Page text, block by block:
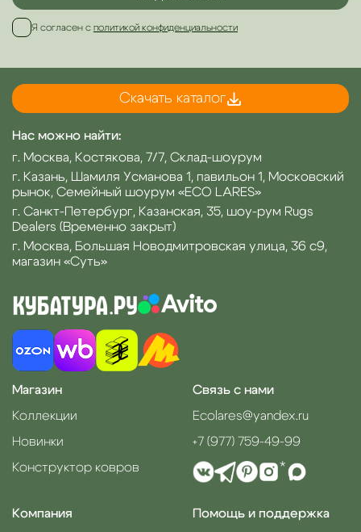
Я согласен с политикой конфиденциальности
Скачать каталог
Нас можно найти:
г. Москва, Костякова, 7/7, Склад-шоурум
г. Казань, Шамиля Усманова 1, павильон 1, Московский
рынок, Семейный шоурум «ECO LARES»
г. Санкт-Петербург, Казанская, 35, шоу-рум Rugs
Dealers (Временно закрыт)
г. Москва, Большая Новодмитровская улица, 36 с9,
магазин «Суть»
Магазин
Коллекции
Новинки
Конструктор ковров
Компания
Помощь и поддержка
Связь с нами
Ecolares@yandex.ru
+7 (977) 759-49-99
*